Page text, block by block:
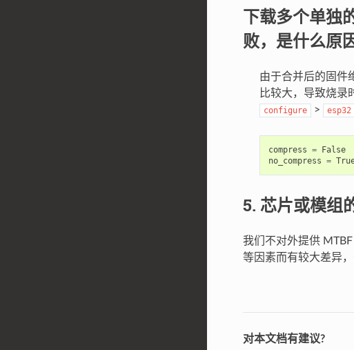
下载多个单独
败，是什么原
由于合并后的固件
比较大，导致烧录
configure > esp32
compress = False
no_compress =
芯片或模组
我们不对外提供
等因素而有较大差异
对本文档有建议?